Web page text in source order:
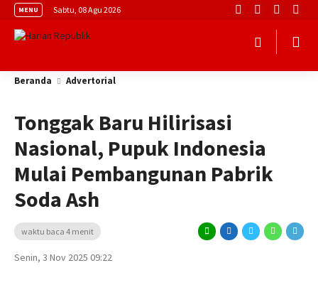
MENU Sabtu, 08 Agu 2026
Beranda Advertorial
Tonggak Baru Hilirisasi
Nasional, Pupuk Indonesia
Mulai Pembangunan Pabrik
Soda Ash
waktu baca 4 menit
Senin, 3 Nov 2025 09:22